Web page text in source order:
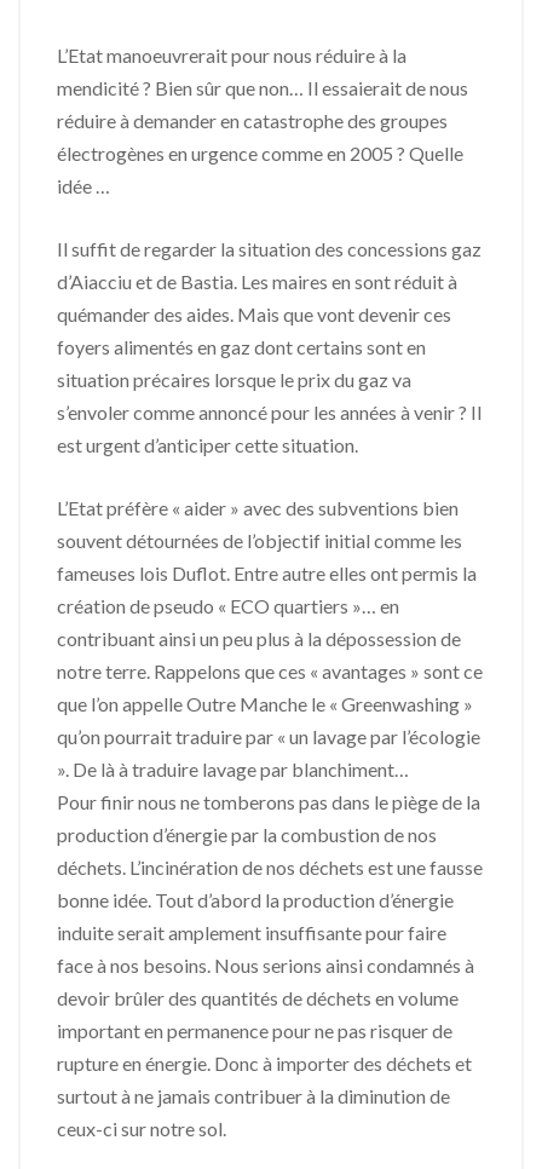
L’Etat manoeuvrerait pour nous réduire à la
mendicité ? Bien sûr que non… Il essaierait de nous
réduire à demander en catastrophe des groupes
électrogènes en urgence comme en 2005 ? Quelle
idée …
Il suffit de regarder la situation des concessions gaz
d’Aiacciu et de Bastia. Les maires en sont réduit à
quémander des aides. Mais que vont devenir ces
foyers alimentés en gaz dont certains sont en
situation précaires lorsque le prix du gaz va
s’envoler comme annoncé pour les années à venir ? Il
est urgent d’anticiper cette situation.
L’Etat préfère « aider » avec des subventions bien
souvent détournées de l’objectif initial comme les
fameuses lois Duflot. Entre autre elles ont permis la
création de pseudo « ECO quartiers »… en
contribuant ainsi un peu plus à la dépossession de
notre terre. Rappelons que ces « avantages » sont ce
que l’on appelle Outre Manche le « Greenwashing »
qu’on pourrait traduire par « un lavage par l’écologie
». De là à traduire lavage par blanchiment…
Pour finir nous ne tomberons pas dans le piège de la
production d’énergie par la combustion de nos
déchets. L’incinération de nos déchets est une fausse
bonne idée. Tout d’abord la production d’énergie
induite serait amplement insuffisante pour faire
face à nos besoins. Nous serions ainsi condamnés à
devoir brûler des quantités de déchets en volume
important en permanence pour ne pas risquer de
rupture en énergie. Donc à importer des déchets et
surtout à ne jamais contribuer à la diminution de
ceux-ci sur notre sol.